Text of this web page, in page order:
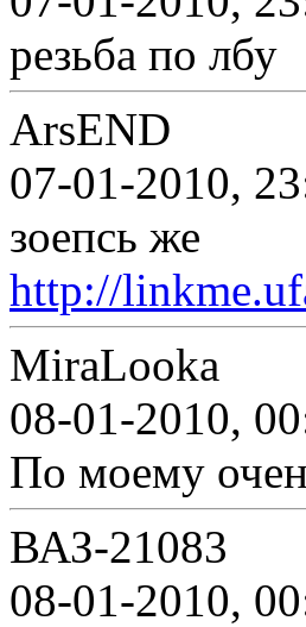
резьба по лбу
ArsEND
07-01-2010,
зоепсь же
http://
MiraLooka
08-01-2010,
По моему
ВАЗ-21083
08-01-2010,